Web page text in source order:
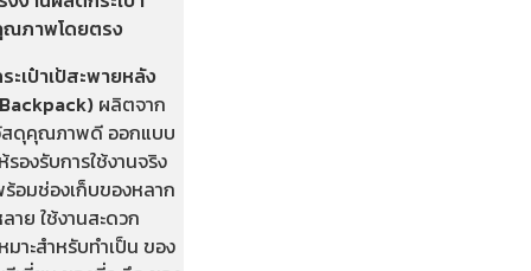
ภาพโดยตรง
ะเป๋าเป้สะพายหลัง
ผลิตจาก
ดุคุณภาพดี ออกแบบ
รองรับการใช้งานจริง
อมช่องเก็บของหลาก
าย ใช้งานสะดวก
มาะสำหรับทำเป็น ของ